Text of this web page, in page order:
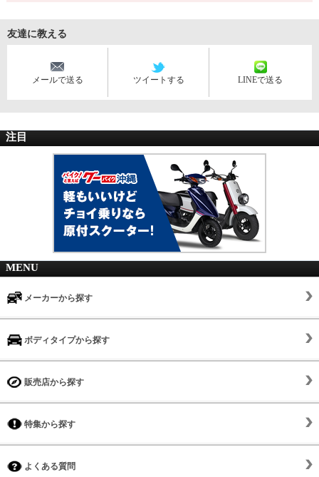
友達に教える
メールで送る ツイートする LINEで送る
注目
MENU
メーカーから探す
ボディタイプから探す
販売店から探す
特集から探す
よくある質問